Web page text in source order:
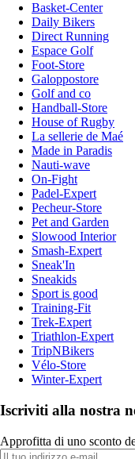
Basket-Center
Daily Bikers
Direct Running
Espace Golf
Foot-Store
Galoppostore
Golf and co
Handball-Store
House of Rugby
La sellerie de Maé
Made in Paradis
Nauti-wave
On-Fight
Padel-Expert
Pecheur-Store
Pet and Garden
Slowood Interior
Smash-Expert
Sneak'In
Sneakids
Sport is good
Training-Fit
Trek-Expert
Triathlon-Expert
TripNBikers
Vélo-Store
Winter-Expert
Iscriviti alla nostra
Approfitta di uno sconto